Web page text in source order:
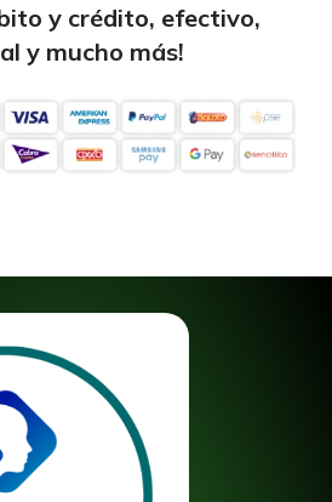
y crédito, efectivo,
y mucho más!